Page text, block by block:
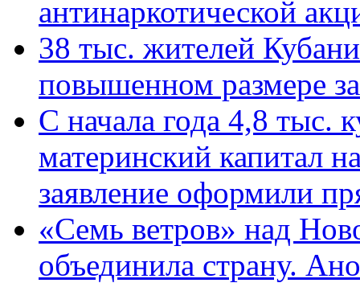
антинаркотической
38 тыс. жителей
повышенном размере
С начала года 4,8 тыс.
материнский капитал
заявление оформили
«Семь ветров» над
объединила страну.